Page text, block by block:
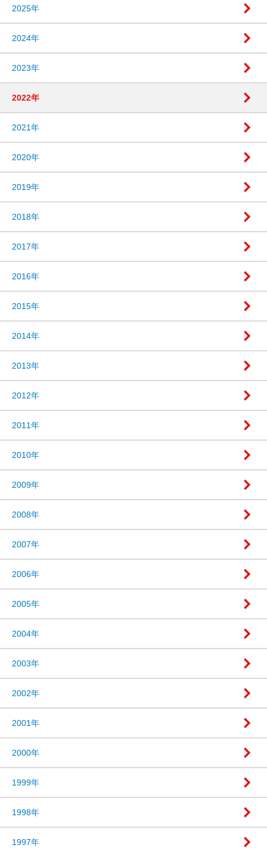
2025年
2024年
2023年
2022年
2021年
2020年
2019年
2018年
2017年
2016年
2015年
2014年
2013年
2012年
2011年
2010年
2009年
2008年
2007年
2006年
2005年
2004年
2003年
2002年
2001年
2000年
1999年
1998年
1997年